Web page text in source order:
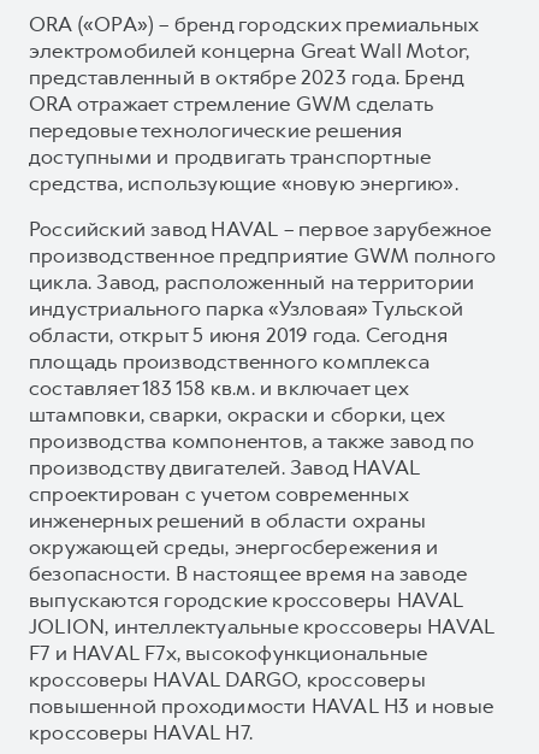
ORA («ОРА») – бренд городских премиальных
электромобилей концерна Great Wall Motor,
представленный в октябре 2023 года. Бренд
ORA отражает стремление GWM сделать
передовые технологические решения
доступными и продвигать транспортные
средства, использующие «новую энергию».
Российский завод HAVAL – первое зарубежное
производственное предприятие GWM полного
цикла. Завод, расположенный на территории
индустриального парка «Узловая» Тульской
области, открыт 5 июня 2019 года. Сегодня
площадь производственного комплекса
составляет 183 158 кв.м. и включает цех
штамповки, сварки, окраски и сборки, цех
производства компонентов, а также завод по
производству двигателей. Завод HAVAL
спроектирован с учетом современных
инженерных решений в области охраны
окружающей среды, энергосбережения и
безопасности. В настоящее время на заводе
выпускаются городские кроссоверы HAVAL
JOLION, интеллектуальные кроссоверы HAVAL
F7 и HAVAL F7x, высокофункциональные
кроссоверы HAVAL DARGO, кроссоверы
повышенной проходимости HAVAL H3 и новые
кроссоверы HAVAL H7.